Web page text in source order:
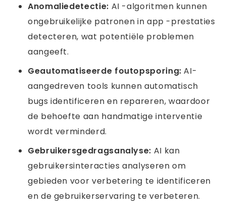
Anomaliedetectie: AI -algoritmen kunnen
ongebruikelijke patronen in app -prestaties
detecteren, wat potentiële problemen
aangeeft.
Geautomatiseerde foutopsporing:AI-
aangedreven tools kunnen automatisch
bugs identificeren en repareren, waardoor
de behoefte aan handmatige interventie
wordt verminderd.
Gebruikersgedragsanalyse: AI kan
gebruikersinteracties analyseren om
gebieden voor verbetering te identificeren
en de gebruikerservaring te verbeteren.